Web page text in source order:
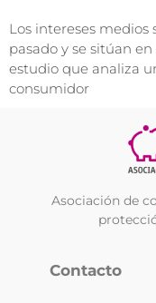
Los intereses medios
pasado y se sitúan
estudio que analiza
consumidor
Asociación de
Contacto